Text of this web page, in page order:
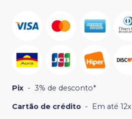
Pix - 3% de desconto*
Cartão de crédito - Em até 12x